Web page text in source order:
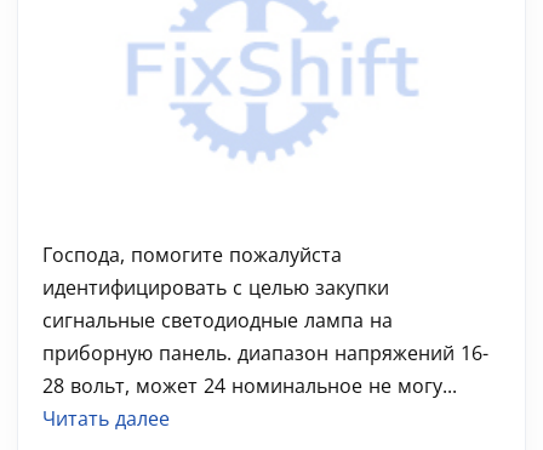
Господа, помогите пожалуйста
идентифицировать с целью закупки
сигнальные светодиодные лампа на
приборную панель. диапазон напряжений 16-
28 вольт, может 24 номинальное не могу...
Читать далее